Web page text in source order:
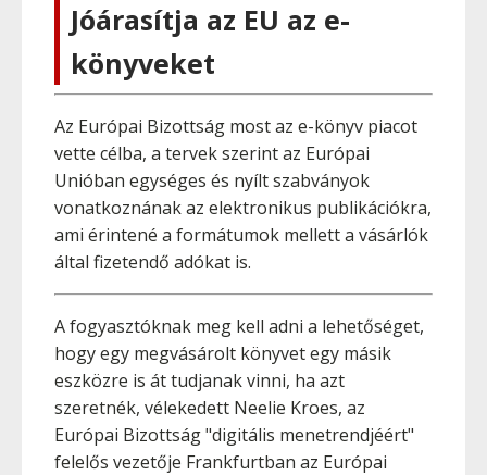
Jóárasítja az EU az e-
könyveket
Az Európai Bizottság most az e-könyv piacot
vette célba, a tervek szerint az Európai
Unióban egységes és nyílt szabványok
vonatkoznának az elektronikus publikációkra,
ami érintené a formátumok mellett a vásárlók
által fizetendő adókat is.
A fogyasztóknak meg kell adni a lehetőséget,
hogy egy megvásárolt könyvet egy másik
eszközre is át tudjanak vinni, ha azt
szeretnék, vélekedett Neelie Kroes, az
Európai Bizottság "digitális menetrendjéért"
felelős vezetője Frankfurtban az Európai